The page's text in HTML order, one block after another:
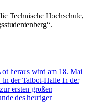
Technische Hochschule,
heraus wird am 18. Mai
in der Talbot-Halle in der
ersten großen
des heutigen